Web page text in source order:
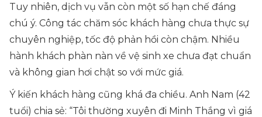
Tuy nhiên, dịch vụ vẫn còn một số hạn chế đáng
chú ý. Công tác chăm sóc khách hàng chưa thực sự
chuyên nghiệp, tốc độ phản hồi còn chậm. Nhiều
hành khách phàn nàn về vệ sinh xe chưa đạt chuẩn
và không gian hơi chật so với mức giá.
Ý kiến khách hàng cũng khá đa chiều. Anh Nam (42
tuổi) chia sẻ: “Tôi thường xuyên đi Minh Thắng vì giá